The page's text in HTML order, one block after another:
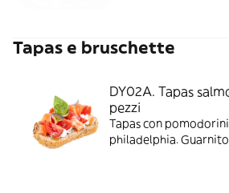
Tapas e bruschette
DY02A. Tapas
pezzi
Tapas con
philadelphia.